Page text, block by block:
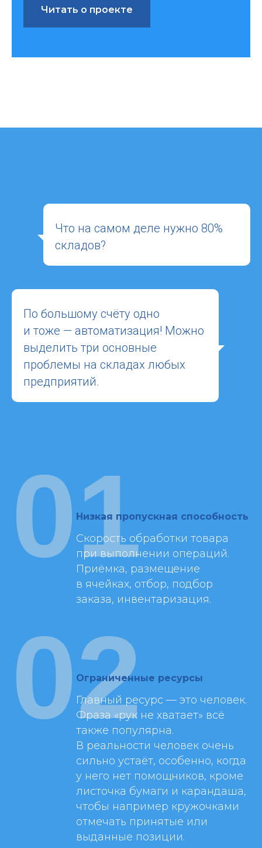
Читать о проекте
Что на самом деле нужно 80%
складов?
По большому счёту одно
и тоже — автоматизация! Можно
выделить три основные
проблемы на складах любых
предприятий.
Низкая пропускная способность
Скорость обработки товара
при выполнении операций.
Приёмка, размещение
в ячейках, отбор, подбор
заказа, инвентаризация.
01
Ограниченные ресурсы
Главный ресурс — это человек.
Фраза «рук не хватает» всё
также популярна.
В реальности человек очень
сильно устаёт, особенно, когда
у него нет помощников, кроме
листочка бумаги и карандаша,
чтобы например кружочками
отмечать принятые или
выданные позиции.
02